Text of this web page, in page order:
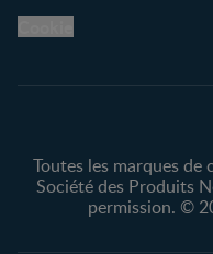
Avis légaux
Protection des
Toutes les marques
Société des Produits
permission. ©